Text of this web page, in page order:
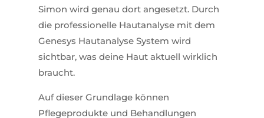
Simon wird genau dort angesetzt. Durch
die professionelle Hautanalyse mit dem
Genesys Hautanalyse System wird
sichtbar, was deine Haut aktuell wirklich
braucht.
Auf dieser Grundlage können
Pflegeprodukte und Behandlungen